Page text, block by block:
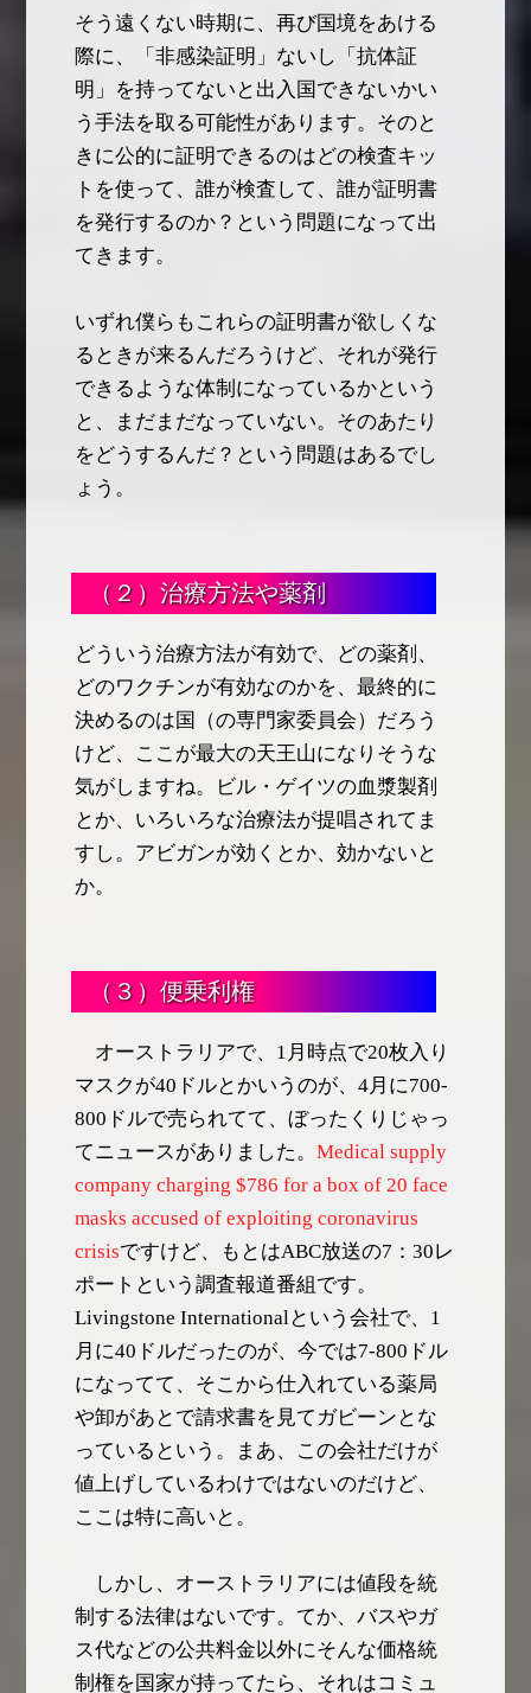
そう遠くない時期に、再び国境をあける
際に、「非感染証明」ないし「抗体証
明」を持ってないと出入国できないかい
う手法を取る可能性があります。そのと
きに公的に証明できるのはどの検査キッ
トを使って、誰が検査して、誰が証明書
を発行するのか？という問題になって出
てきます。
いずれ僕らもこれらの証明書が欲しくな
るときが来るんだろうけど、それが発行
できるような体制になっているかという
と、まだまだなっていない。そのあたり
をどうするんだ？という問題はあるでし
ょう。
（２）治療方法や薬剤
どういう治療方法が有効で、どの薬剤、
どのワクチンが有効なのかを、最終的に
決めるのは国（の専門家委員会）だろう
けど、ここが最大の天王山になりそうな
気がしますね。ビル・ゲイツの血漿製剤
とか、いろいろな治療法が提唱されてま
すし。アビガンが効くとか、効かないと
か。
（３）便乗利権
オーストラリアで、1月時点で20枚入り
マスクが40ドルとかいうのが、4月に700-
800ドルで売られてて、ぼったくりじゃっ
てニュースがありました。 Medical supply
company charging $786 for a box of 20 face
masks accused of exploiting coronavirus
crisisですけど、もとはABC放送の7：30レ
ポートという調査報道番組です。
Livingstone Internationalという会社で、1
月に40ドルだったのが、今では7-800ドル
になってて、そこから仕入れている薬局
や卸があとで請求書を見てガビーンとな
っているという。まあ、この会社だけが
値上げしているわけではないのだけど、
ここは特に高いと。
しかし、オーストラリアには値段を統
制する法律はないです。てか、バスやガ
ス代などの公共料金以外にそんな価格統
制権を国家が持ってたら、それはコミュ